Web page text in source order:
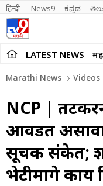
हिन्दी News9 ಕನ್ನಡ
LATEST NEWS
Marathi News Videos
NCP |
आवडत
सूचक संकेत;
भेटीमागे काय